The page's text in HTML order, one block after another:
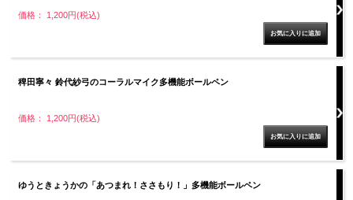
価格： 1,200円(税込)
稗田寧々 鈴代紗弓のコーラルマイク多機能ボールペン
価格： 1,200円(税込)
ゆうときょうかの「あつまれ！ささもり！」多機能ボールペン